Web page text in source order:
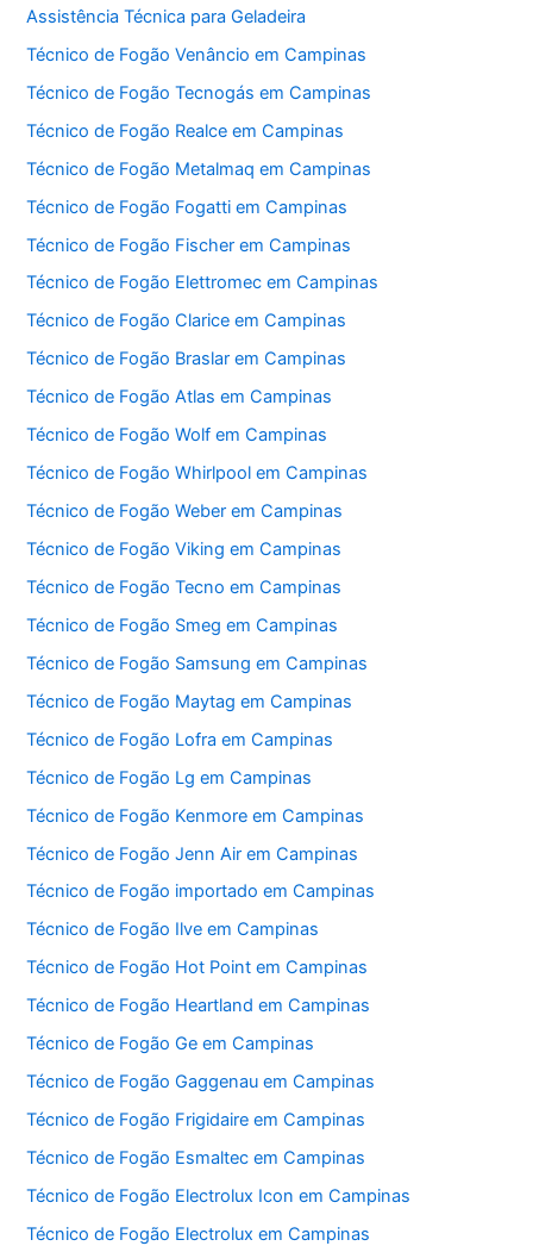
Assistência Técnica para Geladeira
Técnico de Fogão Venâncio em Campinas
Técnico de Fogão Tecnogás em Campinas
Técnico de Fogão Realce em Campinas
Técnico de Fogão Metalmaq em Campinas
Técnico de Fogão Fogatti em Campinas
Técnico de Fogão Fischer em Campinas
Técnico de Fogão Elettromec em Campinas
Técnico de Fogão Clarice em Campinas
Técnico de Fogão Braslar em Campinas
Técnico de Fogão Atlas em Campinas
Técnico de Fogão Wolf em Campinas
Técnico de Fogão Whirlpool em Campinas
Técnico de Fogão Weber em Campinas
Técnico de Fogão Viking em Campinas
Técnico de Fogão Tecno em Campinas
Técnico de Fogão Smeg em Campinas
Técnico de Fogão Samsung em Campinas
Técnico de Fogão Maytag em Campinas
Técnico de Fogão Lofra em Campinas
Técnico de Fogão Lg em Campinas
Técnico de Fogão Kenmore em Campinas
Técnico de Fogão Jenn Air em Campinas
Técnico de Fogão importado em Campinas
Técnico de Fogão Ilve em Campinas
Técnico de Fogão Hot Point em Campinas
Técnico de Fogão Heartland em Campinas
Técnico de Fogão Ge em Campinas
Técnico de Fogão Gaggenau em Campinas
Técnico de Fogão Frigidaire em Campinas
Técnico de Fogão Esmaltec em Campinas
Técnico de Fogão Electrolux Icon em Campinas
Técnico de Fogão Electrolux em Campinas